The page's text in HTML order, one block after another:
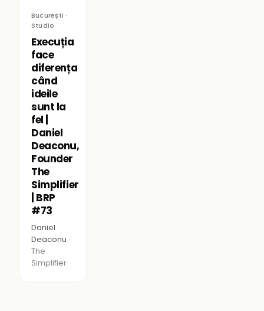
București ·
Studio
Execuția
face
diferența
când
ideile
sunt la
fel |
Daniel
Deaconu,
Founder
The
Simplifier
| BRP
#73
Daniel
Deaconu ·
The
Simplifier